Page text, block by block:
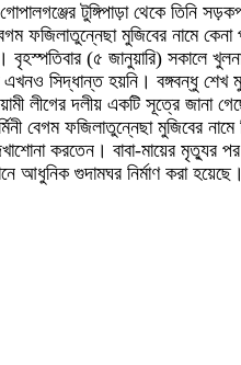
টুঙ্গিপাড়া থেকে তিনি
ফজিলাতুন্নেছা মুজিবের নামে
(৫ জানুয়ারি) সকালে
এখনও সিদ্ধান্ত হয়নি। বঙ্গবন্ধু
দলীয় একটি সূত্রে জানা
বেগম ফজিলাতুন্নেছা
করতেন। বাবা-মায়ের মৃত্যুর
গুদামঘর নির্মাণ করা